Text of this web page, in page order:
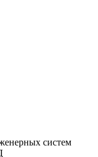
систем